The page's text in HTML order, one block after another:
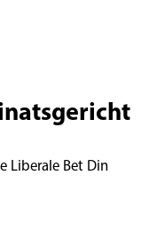
Liberale Bet Din